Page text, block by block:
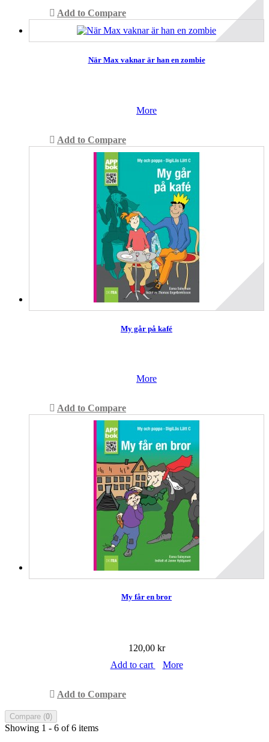
Add to Compare
När Max vaknar är han en zombie
More
Add to Compare
My går på kafé
More
Add to Compare
My får en bror
120,00 kr
Add to cart
More
Add to Compare
Compare (0)
Showing 1 - 6 of 6 items